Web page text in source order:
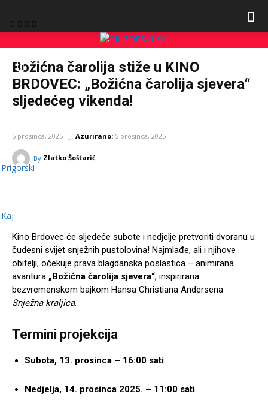
Prigorski
Kaj
Božićna čarolija stiže u KINO
BRDOVEC: „Božićna čarolija sjevera“
sljedećeg vikenda!
5 prosinca, 2025 Azurirano: 5 prosinca, 2025
By Zlatko Šoštarić
Kino Brdovec će sljedeće subote i nedjelje pretvoriti dvoranu u
čudesni svijet snježnih pustolovina! Najmlađe, ali i njihove
obitelji, očekuje prava blagdanska poslastica – animirana
avantura „Božićna čarolija sjevera“, inspirirana
bezvremenskom bajkom Hansa Christiana Andersena
Snježna kraljica.
Termini projekcija
Subota, 13. prosinca – 16:00 sati
Nedjelja, 14. prosinca 2025. – 11:00 sati